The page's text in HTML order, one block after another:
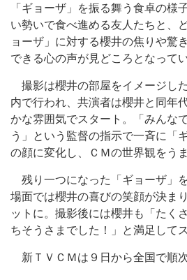
「ギョーザ」を振る舞う食卓の様
い勢いで食べ進める友人たちと、
ョーザ」に対する櫻井の焦りや驚
できる心の声が見どころとなってい
撮影は櫻井の部屋をイメージし
内で行われ、共演者は櫻井と同年
かな雰囲気でスタート。「みんな
う」という監督の指示で一斉に「
の顔に変化し、ＣＭの世界観をう
残り一つになった「ギョーザ」
場面では櫻井の喜びの笑顔が決ま
ットに。撮影後には櫻井も「たく
ちそうさまでした！」と満足して
新ＴＶＣＭは９日から全国で順次